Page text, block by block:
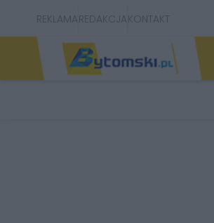
REKLAMAREDAKCJAKONTAKT